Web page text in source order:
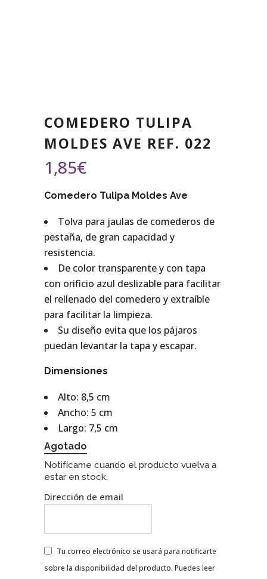
COMEDERO TULIPA
MOLDES AVE REF. 022
1,85€
Comedero Tulipa Moldes Ave
Tolva para jaulas de comederos de
pestaña, de gran capacidad y
resistencia.
De color transparente y con tapa
con orificio azul deslizable para facilitar
el rellenado del comedero y extraíble
para facilitar la limpieza.
Su diseño evita que los pájaros
puedan levantar la tapa y escapar.
Dimensiones
Alto: 8,5 cm
Ancho: 5 cm
Largo: 7,5 cm
Agotado
Notifícame cuando el producto vuelva a
estar en stock.
Dirección de email
Tu correo electrónico se usará para notificarte
sobre la disponibilidad del producto. Puedes leer